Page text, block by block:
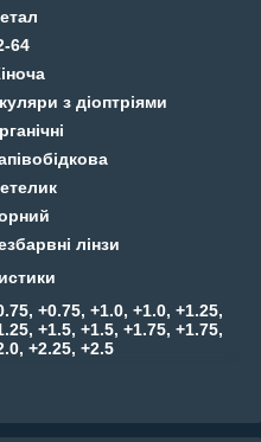
64
з діоптріями
лінзи
+0.75, +1.0, +1.0, +1.25,
+1.5, +1.5, +1.75, +1.75,
+2.25, +2.5